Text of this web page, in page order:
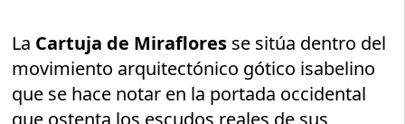
La Cartuja de Miraflores se sitúa dentro del
movimiento arquitectónico gótico isabelino
que se hace notar en la portada occidental